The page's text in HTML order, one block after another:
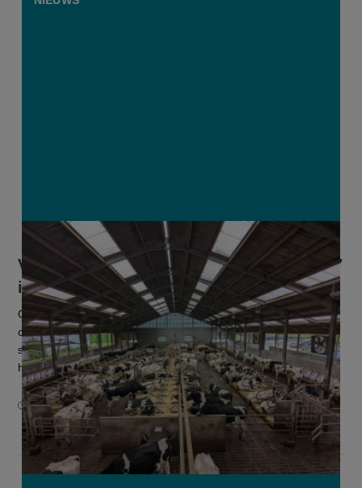
Vrees voor verlies stikstofsteun na 2027
is volgens Brouns niet nodig
Op het terrein leeft er bezorgdheid dat er na 2027 mogelijk
onvoldoende middelen zouden zijn om acties in de
stikstoftransitie verder te ondersteunen. Landbouwers
haasten zich daarom om nog...
2 MAART 2026